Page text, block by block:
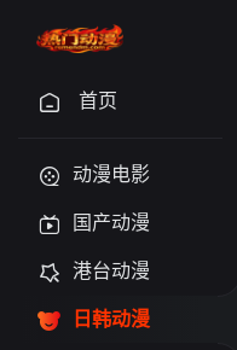
首页
动漫电影
国产动漫
港台动漫
日韩动漫